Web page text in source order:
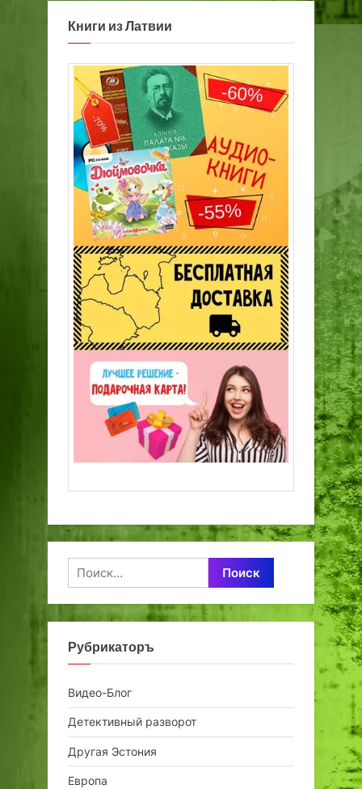
Книги из Латвии
Найти:
Рубрикаторъ
Видео-Блог
Детективный разворот
Другая Эстония
Европа